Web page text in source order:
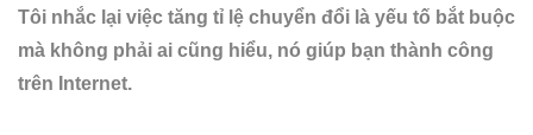
Tôi nhắc lại việc tăng tỉ lệ chuyển đổi là yếu tố bắt buộc
mà không phải ai cũng hiểu, nó giúp bạn thành công
trên Internet.